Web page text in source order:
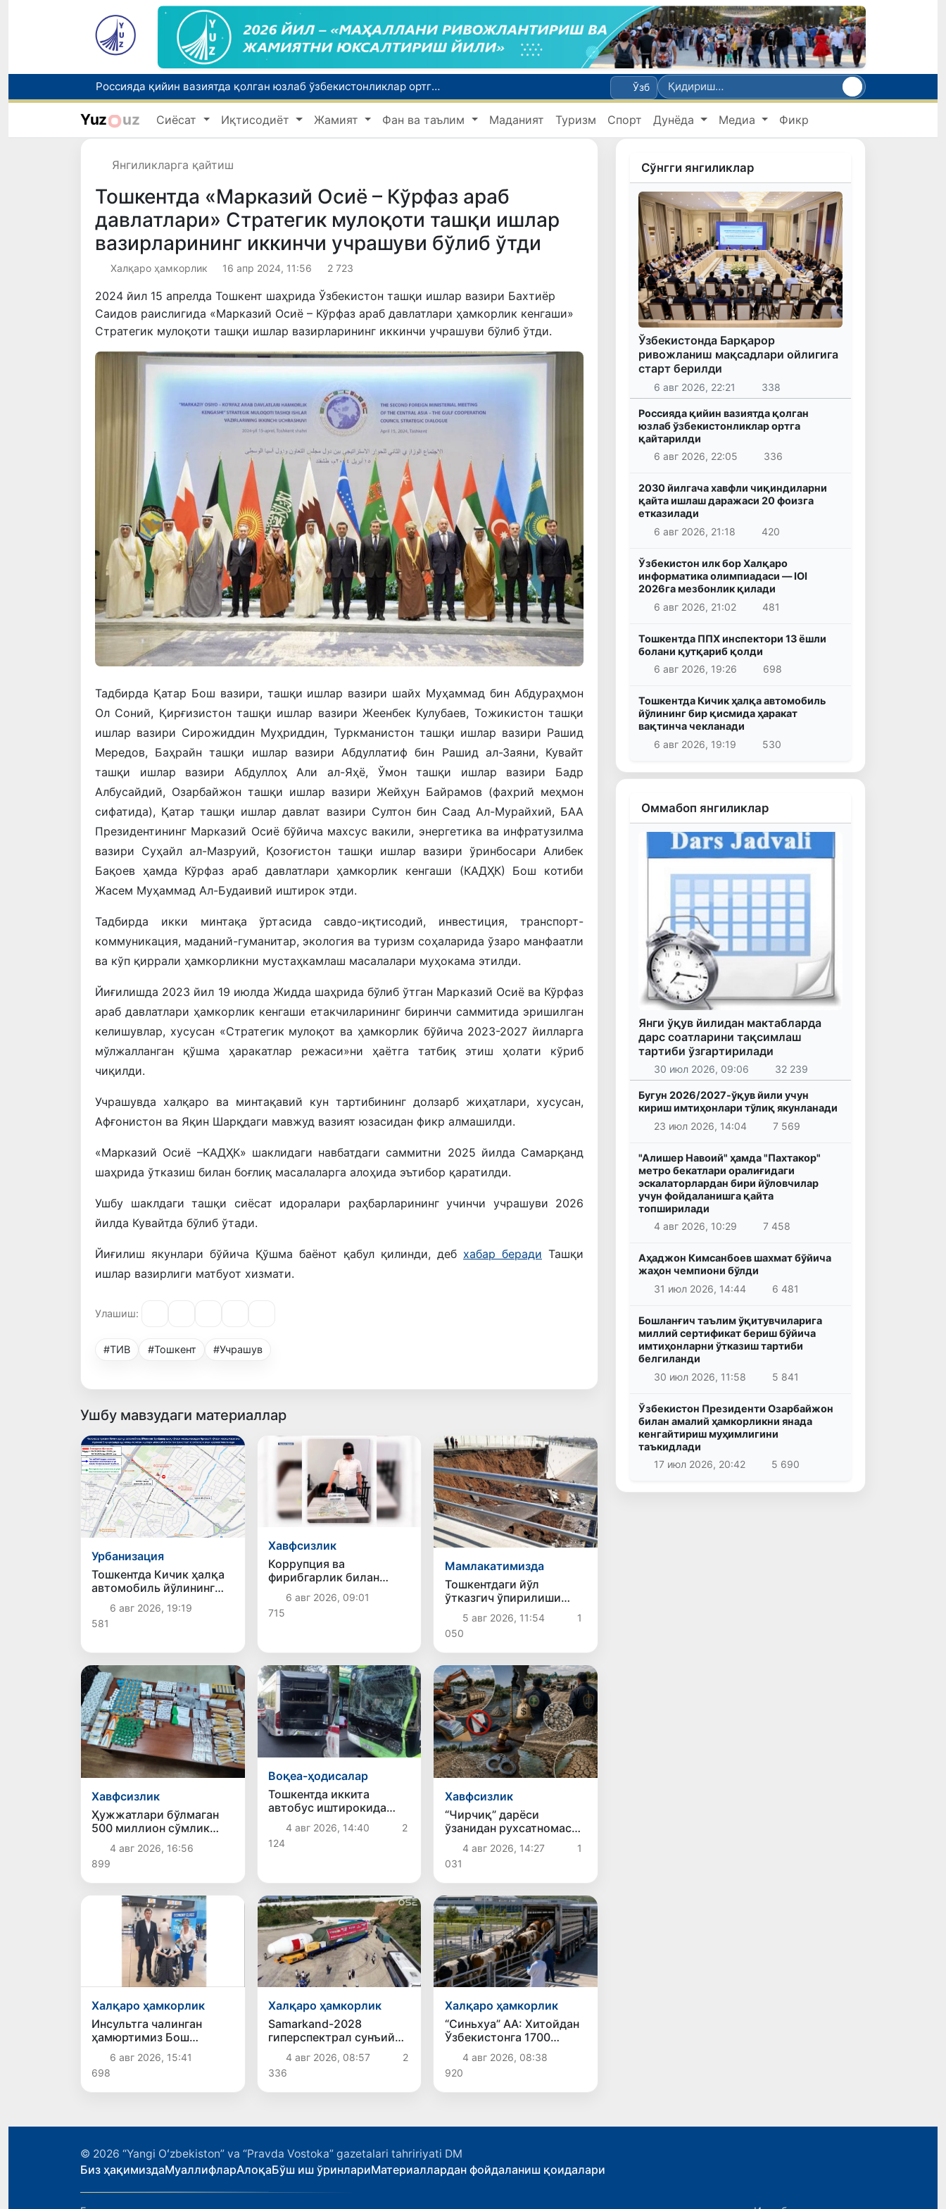
2030 йилгача хавфли чиқиндиларни қайта ишлаш даражаси 20 фоизга етказилади
Ўзбекистон илк бор Халқаро информатика олимпиадаси — IOI 2026га мезбонлик қилади
Тошкентда ППХ инспектори 13 ёшли болани қутқариб қолди
Ўзб
Yuz uz Сиёсат Иқтисодиёт Жамият Фан ва таълим Маданият Туризм Спорт Дунёда Медиа Фикр
Янгиликларга қайтиш
Тошкентда «Марказий Осиё – Кўрфаз араб
давлатлари» Стратегик мулоқоти ташқи ишлар
вазирларининг иккинчи учрашуви бўлиб ўтди
Халқаро ҳамкорлик 16 апр 2024, 11:56 2 723
2024 йил 15 апрелда Тошкент шаҳрида Ўзбекистон ташқи ишлар вазири Бахтиёр
Саидов раислигида «Марказий Осиё – Кўрфаз араб давлатлари ҳамкорлик кенгаши»
Стратегик мулоқоти ташқи ишлар вазирларининг иккинчи учрашуви бўлиб ўтди.
Тадбирда Қатар Бош вазири, ташқи ишлар вазири шайх Муҳаммад бин Абдураҳмон
Ол Соний, Қирғизистон ташқи ишлар вазири Жеенбек Кулубаев, Тожикистон ташқи
ишлар вазири Сирожиддин Муҳриддин, Туркманистон ташқи ишлар вазири Рашид
Мередов, Баҳрайн ташқи ишлар вазири Абдуллатиф бин Рашид ал-Заяни, Кувайт
ташқи ишлар вазири Абдуллоҳ Али ал-Яҳё, Ўмон ташқи ишлар вазири Бадр
Албусайдий, Озарбайжон ташқи ишлар вазири Жейҳун Байрамов (фахрий меҳмон
сифатида), Қатар ташқи ишлар давлат вазири Султон бин Саад Ал-Мурайхий, БАА
Президентининг Марказий Осиё бўйича махсус вакили, энергетика ва инфратузилма
вазири Суҳайл ал-Мазруий, Қозоғистон ташқи ишлар вазири ўринбосари Алибек
Бақоев ҳамда Кўрфаз араб давлатлари ҳамкорлик кенгаши (КАДҲК) Бош котиби
Жасем Муҳаммад Ал-Будаивий иштирок этди.
Тадбирда икки минтақа ўртасида савдо-иқтисодий, инвестиция, транспорт-
коммуникация, маданий-гуманитар, экология ва туризм соҳаларида ўзаро манфаатли
ва кўп қиррали ҳамкорликни мустаҳкамлаш масалалари муҳокама этилди.
Йиғилишда 2023 йил 19 июлда Жидда шаҳрида бўлиб ўтган Марказий Осиё ва Кўрфаз
араб давлатлари ҳамкорлик кенгаши етакчиларининг биринчи саммитида эришилган
келишувлар, хусусан «Стратегик мулоқот ва ҳамкорлик бўйича 2023-2027 йилларга
мўлжалланган қўшма ҳаракатлар режаси»ни ҳаётга татбиқ этиш ҳолати кўриб
чиқилди.
Учрашувда халқаро ва минтақавий кун тартибининг долзарб жиҳатлари, хусусан,
Афғонистон ва Яқин Шарқдаги мавжуд вазият юзасидан фикр алмашилди.
«Марказий Осиё –КАДҲК» шаклидаги навбатдаги саммитни 2025 йилда Самарқанд
шаҳрида ўтказиш билан боғлиқ масалаларга алоҳида эътибор қаратилди.
Ушбу шаклдаги ташқи сиёсат идоралари раҳбарларининг учинчи учрашуви 2026
йилда Кувайтда бўлиб ўтади.
Йиғилиш якунлари бўйича Қўшма баёнот қабул қилинди, деб хабар беради Ташқи
ишлар вазирлиги матбуот хизмати.
Улашиш:
#ТИВ #Тошкент #Учрашув
Ушбу мавзудаги материаллар
Урбанизация
Тошкентда Кичик ҳалқа
автомобиль йўлининг
бир қисмида ҳаракат
вақтинча чекланади
6 авг 2026, 19:19
581
Хавфсизлик
Коррупция ва
фирибгарлик билан
боғлиқ ҳолатлар
аниқланди
6 авг 2026, 09:01
715
Мамлакатимизда
Тошкентдаги йўл
ўтказгич ўпирилиши
бўйича суд ҳукм
чиқарди
5 авг 2026, 11:54
1
050
Хавфсизлик
Ҳужжатлари бўлмаган
500 миллион сўмлик
дори воситаларининг
яширин савдоси
тўхтатилди
4 авг 2026, 16:56
899
Воқеа-ҳодисалар
Тошкентда иккита
автобус иштирокида
йўл-транспорт ҳодисаси
содир бўлди
4 авг 2026, 14:40
2
124
Хавфсизлик
“Чирчиқ” дарёси
ўзанидан рухсатномасиз
қум-шағал олиш
натижасида давлат ва
жамият манфаатларига
1,9 трлн сўмлик зарар
етказилгани аниқланди
4 авг 2026, 14:27
1
031
Халқаро ҳамкорлик
Инсультга чалинган
ҳамюртимиз Бош
консулхона кўмагида
Олмаотадан юртимизга
қайтарилди
6 авг 2026, 15:41
698
Халқаро ҳамкорлик
Samarkand-2028
гиперспектрал сунъий
йўлдоши 5 август куни
орбитага учирилади
4 авг 2026, 08:57
2
336
Халқаро ҳамкорлик
“Синьхуа” АА: Хитойдан
Ўзбекистонга 1700
бошдан ортиқ қорамол
етказиб берилган
4 авг 2026, 08:38
920
Сўнгги янгиликлар
Ўзбекистонда Барқарор
ривожланиш мақсадлари ойлигига
старт берилди
6 авг 2026, 22:21 338
Россияда қийин вазиятда қолган
юзлаб ўзбекистонликлар ортга
қайтарилди
6 авг 2026, 22:05
336
2030 йилгача хавфли чиқиндиларни
қайта ишлаш даражаси 20 фоизга
етказилади
6 авг 2026, 21:18
420
Ўзбекистон илк бор Халқаро
информатика олимпиадаси — IOI
2026га мезбонлик қилади
6 авг 2026, 21:02
481
Тошкентда ППХ инспектори 13 ёшли
болани қутқариб қолди
6 авг 2026, 19:26
698
Тошкентда Кичик ҳалқа автомобиль
йўлининг бир қисмида ҳаракат
вақтинча чекланади
6 авг 2026, 19:19
530
Оммабоп янгиликлар
Янги ўқув йилидан мактабларда
дарс соатларини тақсимлаш
тартиби ўзгартирилади
30 июл 2026, 09:06 32 239
Бугун 2026/2027-ўқув йили учун
кириш имтиҳонлари тўлиқ якунланади
23 июл 2026, 14:04
7 569
"Алишер Навоий" ҳамда "Пахтакор"
метро бекатлари оралиғидаги
эскалаторлардан бири йўловчилар
учун фойдаланишга қайта
топширилади
4 авг 2026, 10:29
7 458
Аҳаджон Кимсанбоев шахмат бўйича
жаҳон чемпиони бўлди
31 июл 2026, 14:44
6 481
Бошланғич таълим ўқитувчиларига
миллий сертификат бериш бўйича
имтиҳонларни ўтказиш тартиби
белгиланди
30 июл 2026, 11:58
5 841
Ўзбекистон Президенти Озарбайжон
билан амалий ҳамкорликни янада
кенгайтириш муҳимлигини
таъкидлади
17 июл 2026, 20:42
5 690
© 2026 “Yangi Oʻzbekiston” va “Pravda Vostoka” gazetalari tahririyati DM
Биз ҳақимиздаМуаллифларАлоқаБўш иш ўринлариМатериаллардан фойдаланиш қоидалари